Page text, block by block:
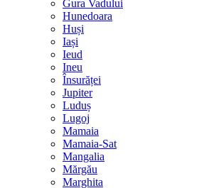
Gura Vadului
Hunedoara
Huși
Iași
Ieud
Ineu
Însurăței
Jupiter
Luduș
Lugoj
Mamaia
Mamaia-Sat
Mangalia
Mărgău
Marghita